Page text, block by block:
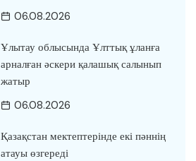
06.08.2026
Ұлытау облысында Ұлттық ұланға
арналған әскери қалашық салынып
жатыр
06.08.2026
Қазақстан мектептерінде екі пәннің
атауы өзгереді